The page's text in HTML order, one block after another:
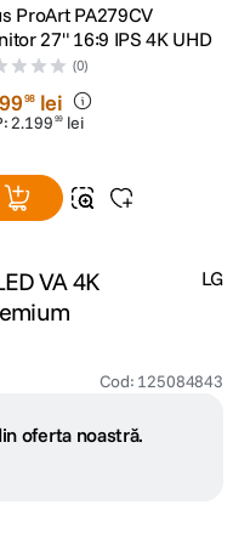
ProArt PA279CV
27" 16:9 IPS 4K UHD
(0)
98 lei
2.199 99 lei
VA 4K
Cod: 125084843
LG
oferta noastră.